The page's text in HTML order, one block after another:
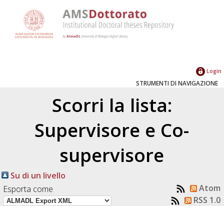
Login
STRUMENTI DI NAVIGAZIONE
Scorri la lista:
Supervisore e Co-
supervisore
Su di un livello
Esporta come
Atom
RSS 1.0